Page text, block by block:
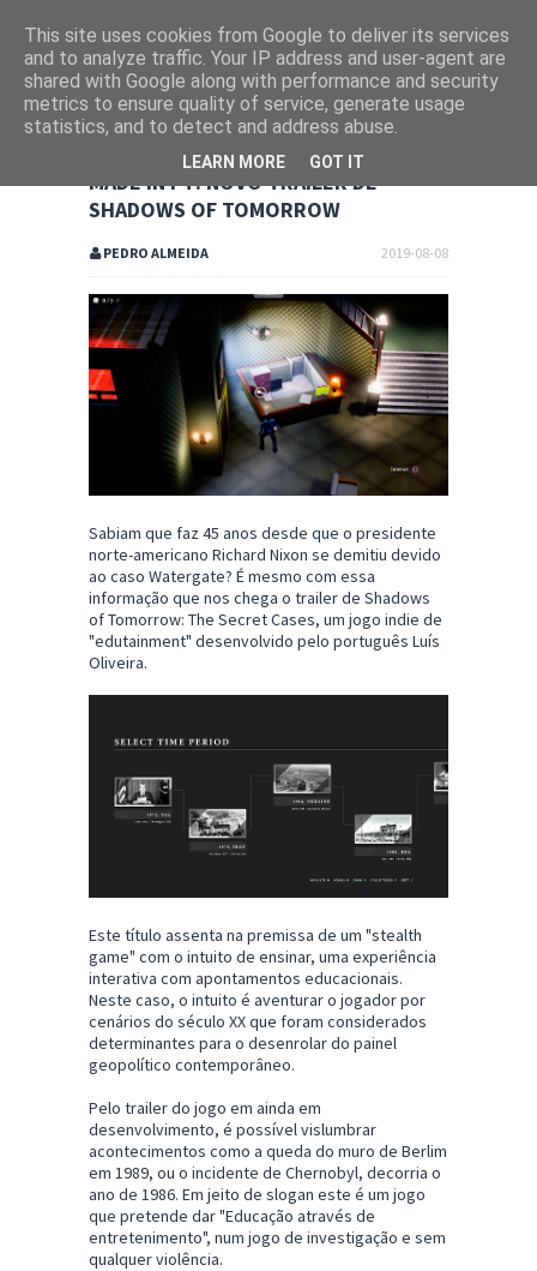
MADE IN PT: NOVO TRAILER DE
SHADOWS OF TOMORROW
2019-08-08
PEDRO ALMEIDA
Sabiam que faz 45 anos desde que o presidente
norte-americano Richard Nixon se demitiu devido
ao caso Watergate? É mesmo com essa
informação que nos chega o trailer de Shadows
of Tomorrow: The Secret Cases, um jogo indie de
"edutainment" desenvolvido pelo português Luís
Oliveira.
Este título assenta na premissa de um "stealth
game" com o intuito de ensinar, uma experiência
interativa com apontamentos educacionais.
Neste caso, o intuito é aventurar o jogador por
cenários do século XX que foram considerados
determinantes para o desenrolar do painel
geopolítico contemporâneo.
Pelo trailer do jogo em ainda em
desenvolvimento, é possível vislumbrar
acontecimentos como a queda do muro de Berlim
em 1989, ou o incidente de Chernobyl, decorria o
ano de 1986. Em jeito de slogan este é um jogo
que pretende dar "Educação através de
entretenimento", num jogo de investigação e sem
qualquer violência.
This site uses cookies from Google to deliver its services
and to analyze traffic. Your IP address and user-agent are
shared with Google along with performance and security
metrics to ensure quality of service, generate usage
statistics, and to detect and address abuse.
LEARN MORE GOT IT